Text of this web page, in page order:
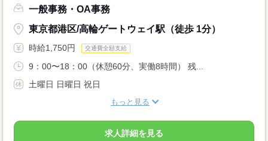
一般事務・OA事務
東京都港区/高輪ゲートウェイ駅（徒歩 1分）
時給1,750円 交通費全額支給
9：00〜18：00（休憩60分、実働8時間） 残...
土曜日 日曜日 祝日
もっと見る
求人詳細を見る